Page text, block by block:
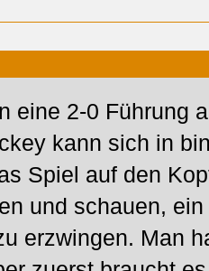
eine 2-0 Führung
kann sich in
Spiel auf den
und schauen,
erzwingen. Man